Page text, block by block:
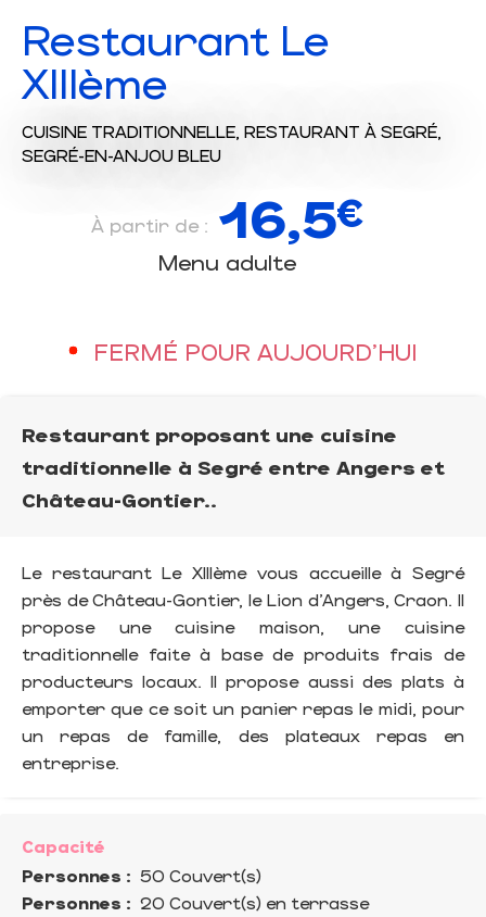
Restaurant Le
XIIIème
CUISINE TRADITIONNELLE, RESTAURANT À SEGRÉ,
SEGRÉ-EN-ANJOU BLEU
À partir de : 16,5€
Menu adulte
FERMÉ POUR AUJOURD'HUI
Restaurant proposant une cuisine
traditionnelle à Segré entre Angers et
Château-Gontier..
Le restaurant Le XIIIème vous accueille à Segré
près de Château-Gontier, le Lion d'Angers, Craon. Il
propose une cuisine maison, une cuisine
traditionnelle faite à base de produits frais de
producteurs locaux. Il propose aussi des plats à
emporter que ce soit un panier repas le midi, pour
un repas de famille, des plateaux repas en
entreprise.
Capacité
Personnes : 50 Couvert(s)
Personnes : 20 Couvert(s) en terrasse